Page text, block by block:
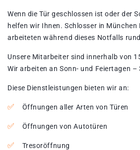
Wenn die Tür geschlossen ist oder der
helfen wir Ihnen. Schlosser in
arbeiteten während dieses Notfalls
Unsere Mitarbeiter sind innerhalb von
Wir arbeiten an Sonn- und Feiertagen –
Diese Dienstleistungen bieten wir an:
Öffnungen aller Arten von Türen
Öffnungen von Autotüren
Tresoröffnung